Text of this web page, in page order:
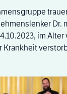
Dr.
im Alter
Krankheit